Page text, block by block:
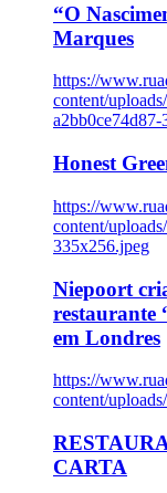
“O
Marques
https://
content/
Honest
https://
content/
335x256.jpeg
Niepoort
restaurante
em Londres
https://
content/
CARTA